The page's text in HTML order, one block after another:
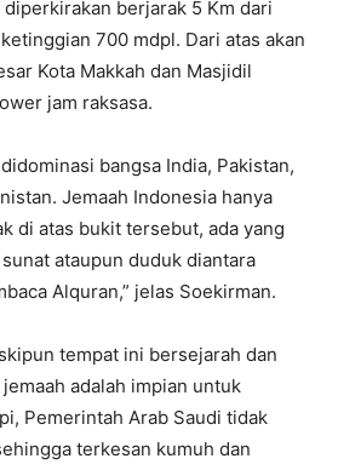
diperkirakan berjarak 5 Km dari
700 mdpl. Dari atas akan
Kota Makkah dan Masjidil
jam raksasa.
bangsa India, Pakistan,
Jemaah Indonesia hanya
di atas bukit tersebut, ada yang
ataupun duduk diantara
Alquran,” jelas Soekirman.
tempat ini bersejarah dan
adalah impian untuk
Pemerintah Arab Saudi tidak
terkesan kumuh dan